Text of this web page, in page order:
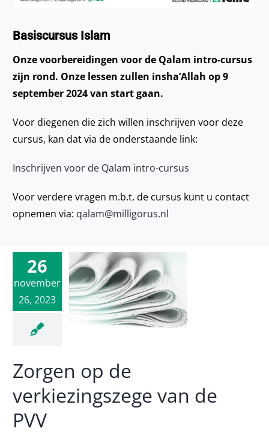
Basiscursus Islam
Onze voorbereidingen voor de Qalam intro-cursus
zijn rond. Onze lessen zullen insha’Allah op 9
september 2024 van start gaan.
Voor diegenen die zich willen inschrijven voor deze
cursus, kan dat via de onderstaande link:
Inschrijven voor de Qalam intro-cursus
Voor verdere vragen m.b.t. de cursus kunt u contact
opnemen via: qalam@milligorus.nl
26
november
26, 2023
op de
PVV
Zorgen op de
verkiezingszege van de
PVV